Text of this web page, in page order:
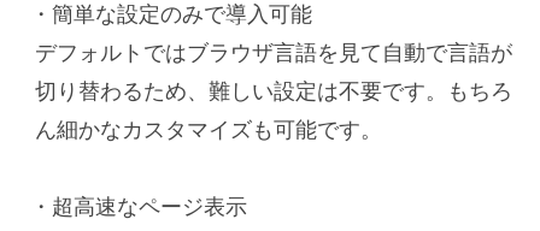
・簡単な設定のみで導入可能
デフォルトではブラウザ言語を見て自動で言語が
切り替わるため、難しい設定は不要です。もちろ
ん細かなカスタマイズも可能です。
・超高速なページ表示